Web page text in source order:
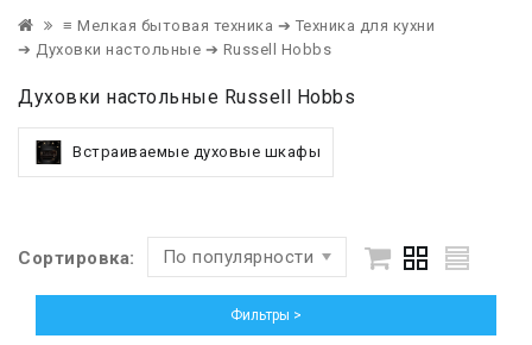
≡ Мелкая бытовая техника ➔ Техника для кухни
➔ Духовки настольные ➔ Russell Hobbs
Духовки настольные Russell Hobbs
Встраиваемые духовые шкафы
Сортировка: По популярности
Фильтры >